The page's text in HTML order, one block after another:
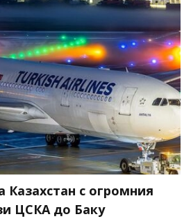
Казахстан с огромния
ЦСКА до Баку